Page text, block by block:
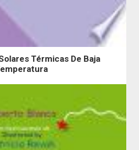
Térmicas De Baja